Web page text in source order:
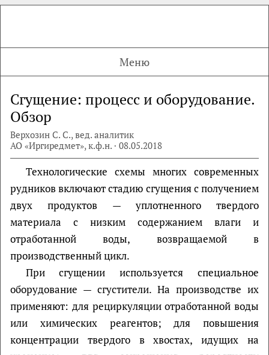
Меню
Сгущение: процесс и оборудование.
Обзор
Верхозин С. С., вед. аналитик
АО «Иргиредмет», к.ф.н. · 08.05.2018
Технологические схемы многих современных
рудников включают стадию сгущения с получением
двух продуктов — уплотненного твердого
материала с низким содержанием влаги и
отработанной воды, возвращаемой в
производственный цикл.
При сгущении используется специальное
оборудование — сгустители. На производстве их
применяют: для рециркуляции отработанной воды
или химических реагентов; для повышения
концентрации твердого в хвостах, идущих на